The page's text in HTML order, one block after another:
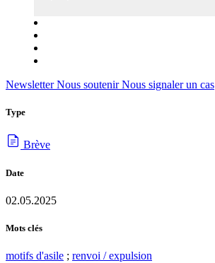
NewsletterNous soutenirNous signaler un cas
Type
Brève
Date
02.05.2025
Mots clés
motifs d'asile ; renvoi / expulsion